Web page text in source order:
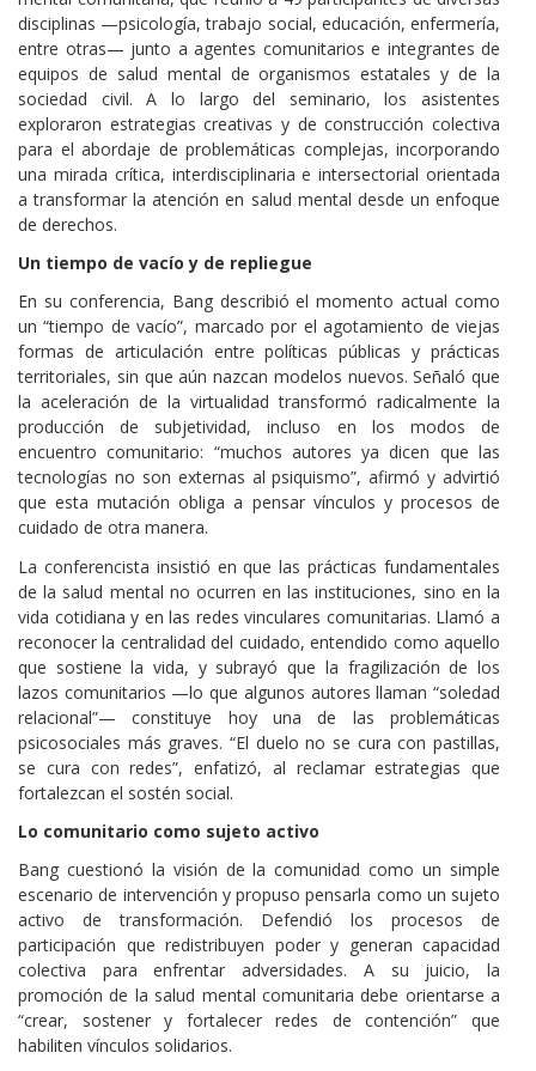
disciplinas —psicología, trabajo social, educación, enfermería,
entre otras— junto a agentes comunitarios e integrantes de
equipos de salud mental de organismos estatales y de la
sociedad civil. A lo largo del seminario, los asistentes
exploraron estrategias creativas y de construcción colectiva
para el abordaje de problemáticas complejas, incorporando
una mirada crítica, interdisciplinaria e intersectorial orientada
a transformar la atención en salud mental desde un enfoque
de derechos.
Un tiempo de vacío y de repliegue
En su conferencia, Bang describió el momento actual como
un “tiempo de vacío”, marcado por el agotamiento de viejas
formas de articulación entre políticas públicas y prácticas
territoriales, sin que aún nazcan modelos nuevos. Señaló que
la aceleración de la virtualidad transformó radicalmente la
producción de subjetividad, incluso en los modos de
encuentro comunitario: “muchos autores ya dicen que las
tecnologías no son externas al psiquismo”, afirmó y advirtió
que esta mutación obliga a pensar vínculos y procesos de
cuidado de otra manera.
La conferencista insistió en que las prácticas fundamentales
de la salud mental no ocurren en las instituciones, sino en la
vida cotidiana y en las redes vinculares comunitarias. Llamó a
reconocer la centralidad del cuidado, entendido como aquello
que sostiene la vida, y subrayó que la fragilización de los
lazos comunitarios —lo que algunos autores llaman “soledad
relacional”— constituye hoy una de las problemáticas
psicosociales más graves. “El duelo no se cura con pastillas,
se cura con redes”, enfatizó, al reclamar estrategias que
fortalezcan el sostén social.
Lo comunitario como sujeto activo
Bang cuestionó la visión de la comunidad como un simple
escenario de intervención y propuso pensarla como un sujeto
activo de transformación. Defendió los procesos de
participación que redistribuyen poder y generan capacidad
colectiva para enfrentar adversidades. A su juicio, la
promoción de la salud mental comunitaria debe orientarse a
“crear, sostener y fortalecer redes de contención” que
habiliten vínculos solidarios.